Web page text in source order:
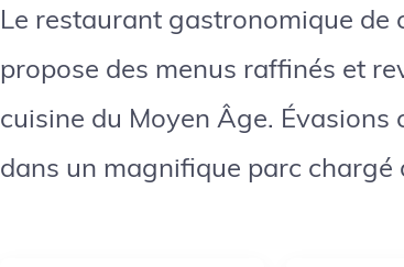
Le restaurant gastronomique de
propose des menus raffinés et
cuisine du Moyen Âge.
dans un magnifique parc chargé